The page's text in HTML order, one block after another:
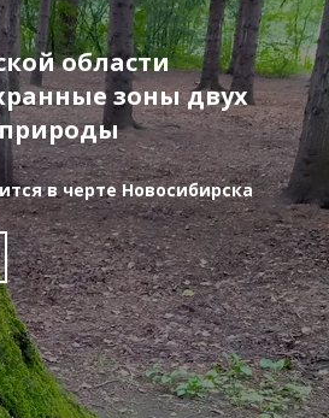
области
зоны двух
в черте Новосибирска